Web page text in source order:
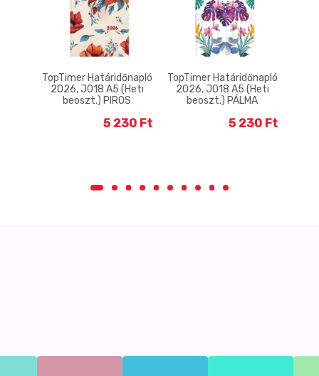
TopTimer Határidőnapló
2026, J018 A5 (Heti
beoszt.) PIROS
5 230 Ft
TopTimer Határidőnapló
2026, J018 A5 (Heti
beoszt.) PÁLMA
5 230 Ft